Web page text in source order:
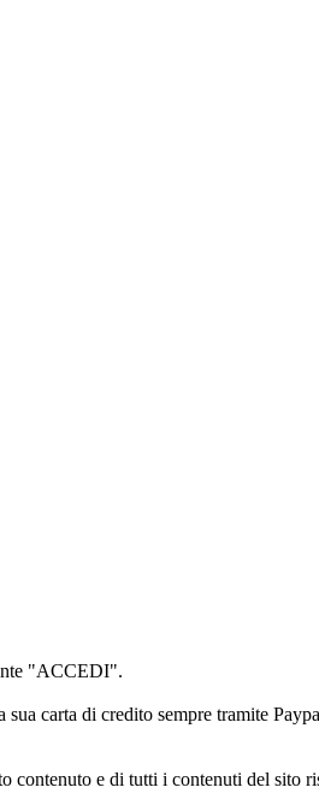
"ACCEDI".
carta di credito sempre tramite
e di tutti i contenuti del sito